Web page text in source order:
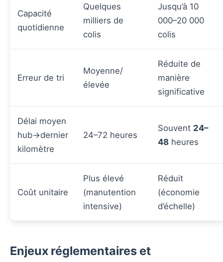
Capacité
quotidienne
Quelques
milliers de
colis
Jusqu’à 10
000–20 000
colis
Erreur de tri
Moyenne/
élevée
Réduite de
manière
significative
Délai moyen
hub→dernier
kilomètre
24–72 heures
Souvent 24–
48 heures
Coût unitaire
Plus élevé
(manutention
intensive)
Réduit
(économie
d’échelle)
Enjeux réglementaires et